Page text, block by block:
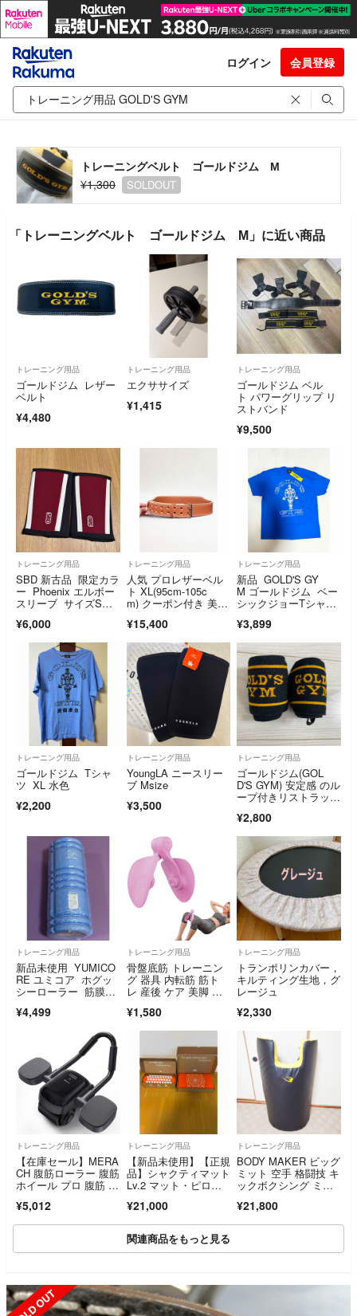
ログイン 会員登録
トレーニングベルト ゴールドジム М
¥1,300
SOLDOUT
「トレーニングベルト ゴールドジム М」に近い商品
トレーニング用品
ゴールドジム レザー
ベルト
¥4,480
トレーニング用品
エクササイズ
¥1,415
トレーニング用品
ゴールドジム ベル
ト パワーグリップ リ
ストバンド
¥9,500
トレーニング用品
SBD 新古品 限定カラ
ー Phoenix エルボー
スリーブ サイズS中
¥6,000
トレーニング用品
人気 プロレザーベル
ト XL(95cm-105c
m) クーポン付き 美
¥15,400
トレーニング用品
新品 GOLD'S GY
M ゴールドジム ベー
シックジョーTシャ
¥3,899
トレーニング用品
ゴールドジム Tシャ
ツ XL 水色
¥2,200
トレーニング用品
YoungLA ニースリー
ブ Msize
¥3,500
トレーニング用品
ゴールドジム(GOL
D'S GYM) 安定感 のル
ープ付きリストラッ
¥2,800
トレーニング用品
新品未使用 YUMICO
RE ユミコア ホグッ
シーローラー 筋膜ロ
¥4,499
トレーニング用品
骨盤底筋 トレーニン
グ 器具 内転筋 筋ト
レ 産後 ケア 美脚 ピ
¥1,580
トレーニング用品
トランポリンカバー，
キルティング生地，グ
レージュ
¥2,330
トレーニング用品
【在庫セール】MERA
CH 腹筋ローラー 腹筋
ホイール プロ 腹筋 ロ
¥5,012
トレーニング用品
【新品未使用】【正規
品】シャクティマット
Lv.2 マット・ピロー
¥21,000
トレーニング用品
BODY MAKER ビッグ
ミット 空手 格闘技 キ
ックボクシング ミッ
型ミット
¥21,800
関連商品をもっと見る
SOLD OUT